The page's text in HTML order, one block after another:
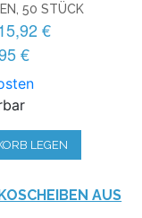
50 STÜCK
€
€
LEGEN
AUS